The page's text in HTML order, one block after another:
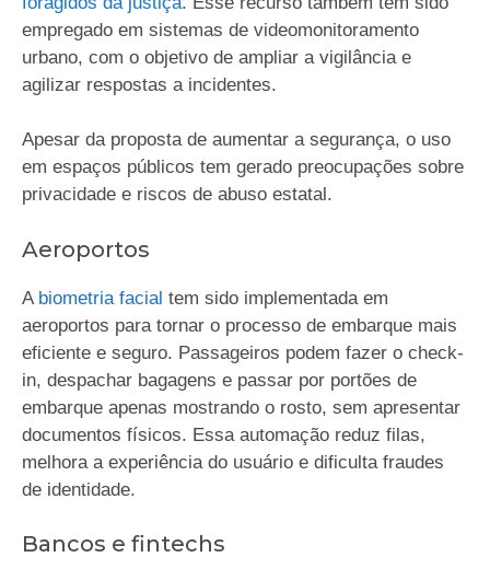
empregado em sistemas de videomonitoramento
urbano, com o objetivo de ampliar a vigilância e
agilizar respostas a incidentes.
Apesar da proposta de aumentar a segurança, o uso
em espaços públicos tem gerado preocupações sobre
privacidade e riscos de abuso estatal.
Aeroportos
A biometria facial tem sido implementada em
aeroportos para tornar o processo de embarque mais
eficiente e seguro. Passageiros podem fazer o check-
in, despachar bagagens e passar por portões de
embarque apenas mostrando o rosto, sem apresentar
documentos físicos. Essa automação reduz filas,
melhora a experiência do usuário e dificulta fraudes
de identidade.
Bancos e fintechs